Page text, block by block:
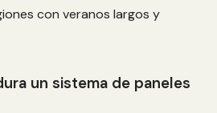
con veranos largos y
un sistema de paneles